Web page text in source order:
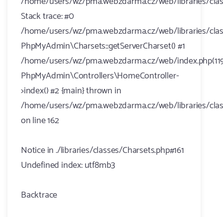
Stack trace: #0
/home/users/wz/pma.webzdarma.cz/web/libraries/
PhpMyAdmin\Charsets::getServerCharset() #1
/home/users/wz/pma.webzdarma.cz/web/
PhpMyAdmin\Controllers\HomeController-
>index() #2 {main} thrown in
/home/users/wz/pma.webzdarma.cz/web/libraries/
on line 162
Notice in ./libraries/classes/Charsets.php#161
Undefined index: utf8mb3
Backtrace